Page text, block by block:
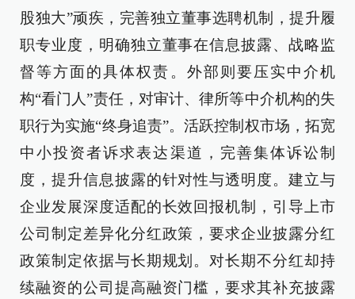
股独大”顽疾，完善独立董事选聘机制，提升履
职专业度，明确独立董事在信息披露、战略监
督等方面的具体权责。外部则要压实中介机
构“看门人”责任，对审计、律所等中介机构的失
职行为实施“终身追责”。活跃控制权市场，拓宽
中小投资者诉求表达渠道，完善集体诉讼制
度，提升信息披露的针对性与透明度。建立与
企业发展深度适配的长效回报机制，引导上市
公司制定差异化分红政策，要求企业披露分红
政策制定依据与长期规划。对长期不分红却持
续融资的公司提高融资门槛，要求其补充披露